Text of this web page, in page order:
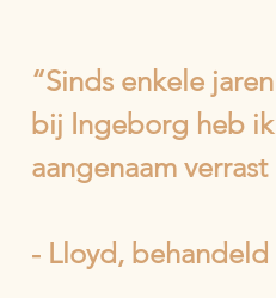
“Sinds enkele
bij Ingeborg heb
aangenaam
- Lloyd, behandeld